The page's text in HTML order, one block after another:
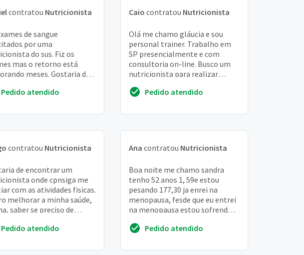
contratou Nutricionista
de sangue
por uma
do sus. Fiz os
mas o retorno está
meses. Gostaria de
de vitamina d e
Pedido atendido
Caio contratou Nutricionista
Olá me chamo gláucia e sou
personal trainer. Trabalho em
SP presencialmente e com
consultoria on-line. Busco um
nutricionista para realizar
indicaria cliente...
Pedido atendido
contratou Nutricionista
de encontrar um
onde cpnsiga me
com as atividades fisicas.
melhorar a minha saúde,
saber se preciso de
Pedido atendido
Ana contratou Nutricionista
Boa noite me chamo sandra
tenho 52 anos 1, 59e estou
pesando 177,30 ja enrei na
menopausa, fesde que eu entrei
na menopausa estou sofrendo
conseguindo perder...
Pedido atendido